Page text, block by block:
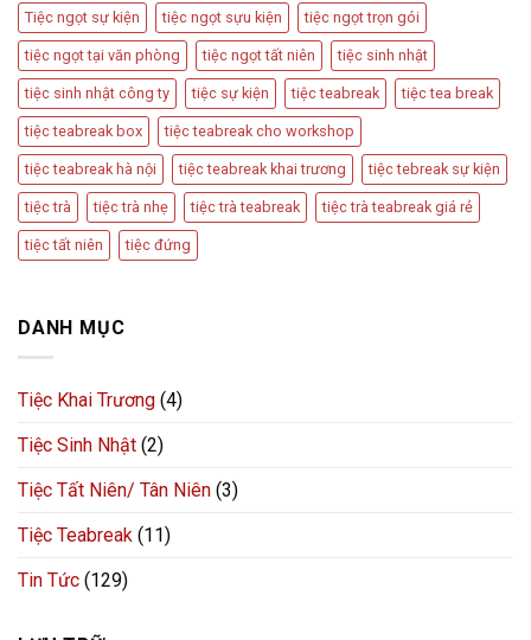
Tiệc ngọt sự kiện tiệc ngọt sựu kiện tiệc ngọt trọn gói
tiệc ngọt tại văn phòng tiệc ngọt tất niên tiệc sinh nhật
tiệc sinh nhật công ty tiệc sự kiện tiệc teabreak tiệc tea break
tiệc teabreak box tiệc teabreak cho workshop
tiệc teabreak hà nội tiệc teabreak khai trương tiệc tebreak sự kiện
tiệc trà tiệc trà nhẹ tiệc trà teabreak tiệc trà teabreak giá rẻ
tiệc tất niên tiệc đứng
DANH MỤC
Tiệc Khai Trương (4)
Tiệc Sinh Nhật (2)
Tiệc Tất Niên/ Tân Niên (3)
Tiệc Teabreak (11)
Tin Tức (129)